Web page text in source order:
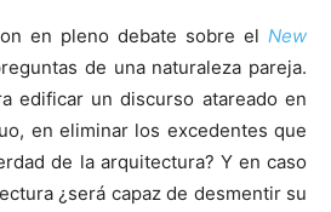
en pleno debate sobre el New
de una naturaleza pareja.
edificar un discurso atareado en
en eliminar los excedentes que
de la arquitectura? Y en caso
¿será capaz de desmentir su